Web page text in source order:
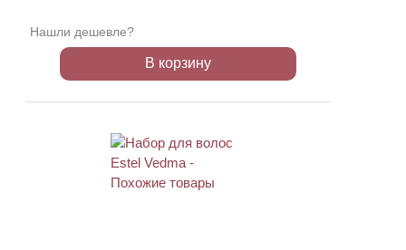
Нашли дешевле?
В корзину